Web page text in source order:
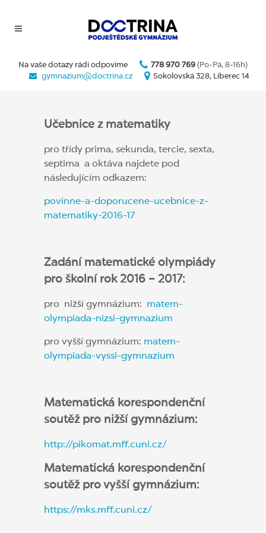
Na vaše dotazy rádi odpovíme 778 970 769 (Po-Pá, 8-16h)
gymnazium@doctrina.cz
Sokolovská 328, Liberec 14
Učebnice z matematiky
pro třídy prima, sekunda, tercie, sexta,
septima a oktáva najdete pod
následujícím odkazem:
povinne-a-doporucene-ucebnice-z-
matematiky-2016-17
Zadání matematické olympiády
pro školní rok 2016 – 2017:
pro nižší gymnázium: matem-
olympiada-nizsi-gymnazium
pro vyšší gymnázium: matem-
olympiada-vyssi-gymnazium
Matematická korespondenční
soutěž pro nižší gymnázium:
http://pikomat.mff.cuni.cz/
Matematická korespondenční
soutěž pro vyšší gymnázium:
https://mks.mff.cuni.cz/